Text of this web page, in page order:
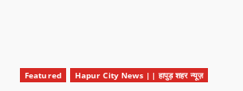
Featured Hapur City News || हापुड़ शहर न्यूज़